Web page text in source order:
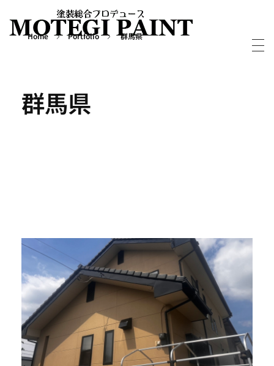
Home Portfolio 群馬県
群馬県